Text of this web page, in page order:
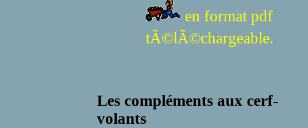
en format pdf
tÃ©lÃ©chargeable.
Les compléments aux cerf-
volants